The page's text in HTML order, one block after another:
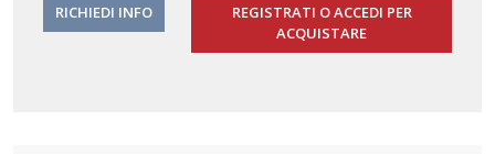
RICHIEDI INFO
REGISTRATI O ACCEDI PER
ACQUISTARE